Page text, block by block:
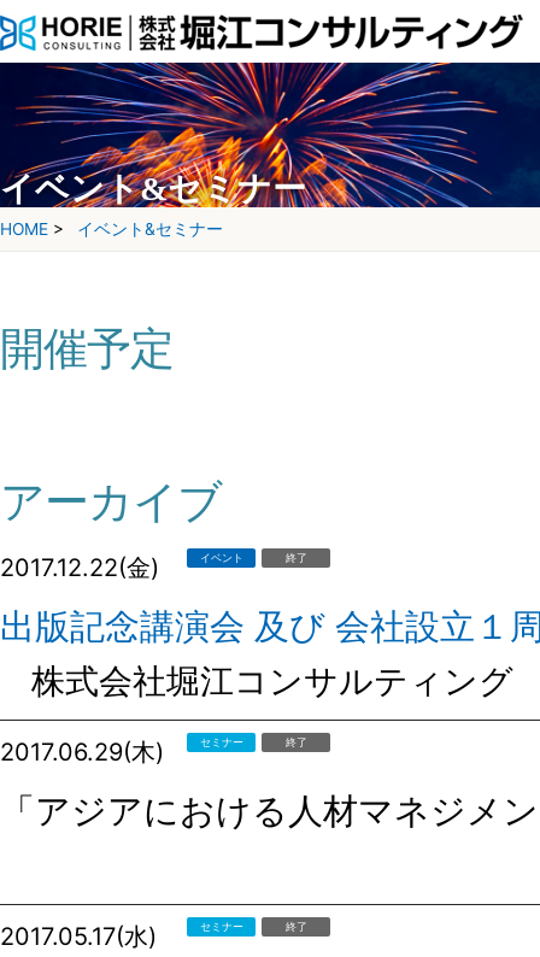
イベント&セミナー
HOME > イベント&セミナー
開催予定
アーカイブ
2017.12.22(金) イベント 終了
出版記念講演会 及び 会社設立１
株式会社堀江コンサルティング
2017.06.29(木) セミナー 終了
「アジアにおける人材マネジメ
2017.05.17(水) セミナー 終了